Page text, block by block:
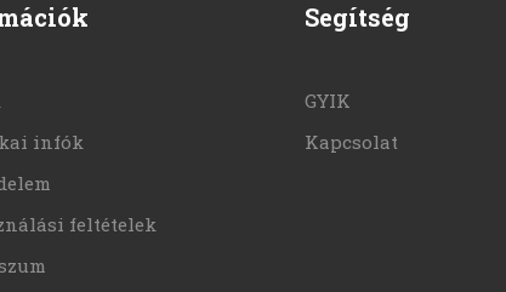
infók
feltételek
Segítség
GYIK
Kapcsolat